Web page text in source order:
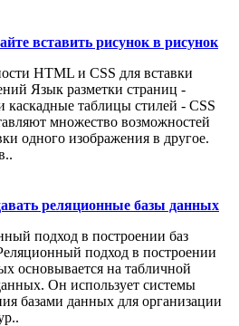
вставить рисунок в рисунок
HTML и CSS для вставки
Язык разметки страниц -
каскадные таблицы стилей - CSS
множество возможностей
одного изображения в другое.
реляционные базы данных
подход в построении баз
подход в построении
основывается на табличной
Он использует системы
базами данных для организации